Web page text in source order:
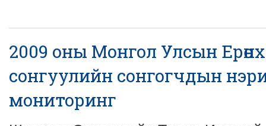
2009 оны Монгол Улсын
сонгуулийн сонгогчдын
мониторинг